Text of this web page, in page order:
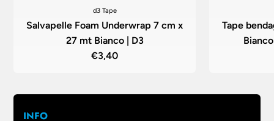
d3 Tape
Salvapelle Foam Underwrap 7 cm x
27 mt Bianco | D3
€3,40
Tape
INFO